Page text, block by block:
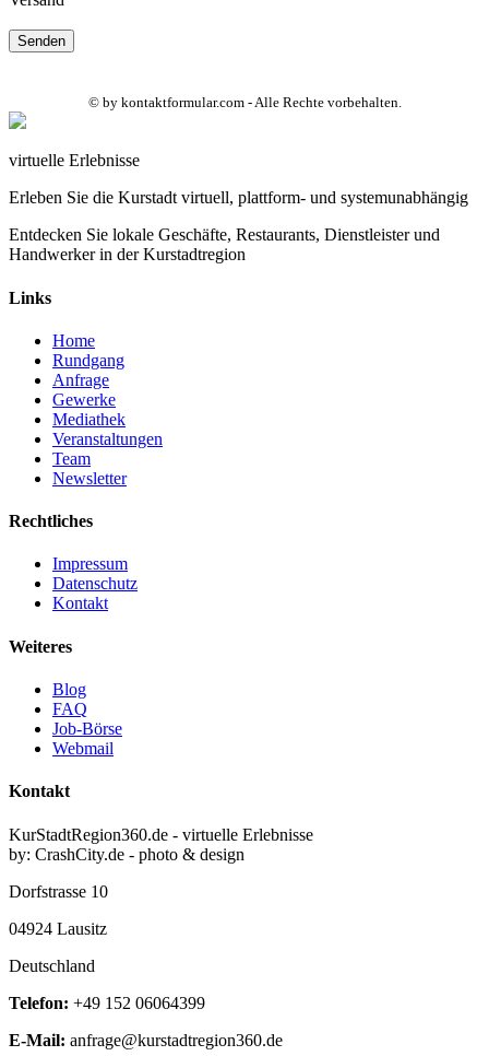
© by kontaktformular.com - Alle Rechte vorbehalten.
virtuelle Erlebnisse
Erleben Sie die Kurstadt virtuell, plattform- und systemunabhängig
Entdecken Sie lokale Geschäfte, Restaurants, Dienstleister und
Handwerker in der Kurstadtregion
Links
Home
Rundgang
Anfrage
Gewerke
Mediathek
Veranstaltungen
Team
Newsletter
Rechtliches
Impressum
Datenschutz
Kontakt
Weiteres
Blog
FAQ
Job-Börse
Webmail
Kontakt
KurStadtRegion360.de - virtuelle Erlebnisse
by: CrashCity.de - photo & design
Dorfstrasse 10
04924 Lausitz
Deutschland
Telefon: +49 152 06064399
E-Mail: anfrage@kurstadtregion360.de